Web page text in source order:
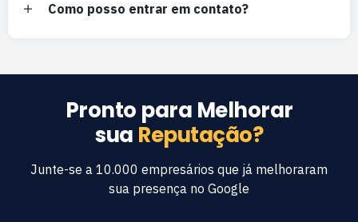
Como posso entrar em contato?
Pronto para Melhorar
sua Reputação?
Junte-se a 10.000 empresários que já melhoraram
sua presença no Google